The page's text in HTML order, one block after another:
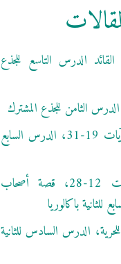
الدرس التاسع للجذع
الثامن للجذع المشترك
سورة الكهف الآيات 19-31، الدرس السابع
سورة يس الآيات 12-28، قصة أصحاب
للثانية باكالوريا
الدرس السادس للثانية